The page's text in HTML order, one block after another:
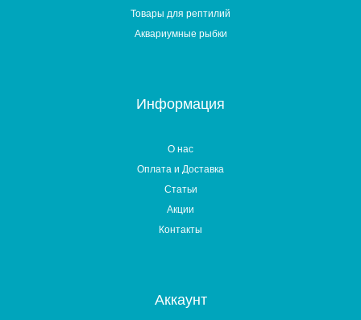
Товары для рептилий
Аквариумные рыбки
Информация
О нас
Оплата и Доставка
Статьи
Акции
Контакты
Аккаунт